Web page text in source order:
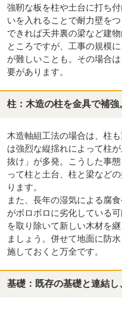
強靭な板を柱や土台に打ち
いを入れることで耐力壁を
できれば天井裏の梁など建
ところですが、工事の規模
が難しいことも。その場合
要があります。
柱：木造の柱を金具で補
木造軸組工法の場合は、柱
は強烈な縦揺れによって柱
抜け」が多発。こうした事
って柱と土台、柱と梁など
ります。
また、長年の湿気による腐
がボロボロに劣化している
を取り除いて新しい木材を
ましょう。併せて地面に防
施しておくと万全です。
基礎：既存の基礎と連結し